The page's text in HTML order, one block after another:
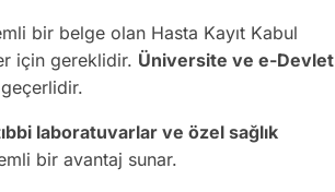
bir belge olan Hasta Kayıt Kabul
için gereklidir. Üniversite ve e-Devlet
laboratuvarlar ve özel sağlık
bir avantaj sunar.